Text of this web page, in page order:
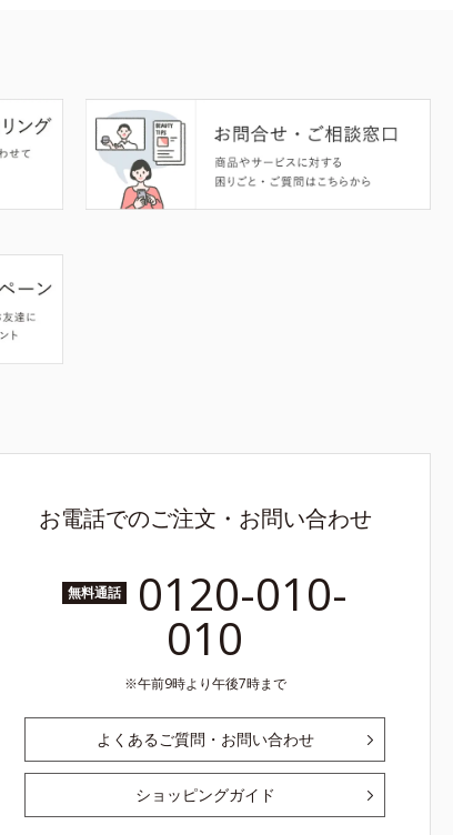
お電話でのご注文・お問い合わせ
無料通話 0120-010-
010
午前9時より午後7時まで
よくあるご質問・お問い合わせ
ショッピングガイド